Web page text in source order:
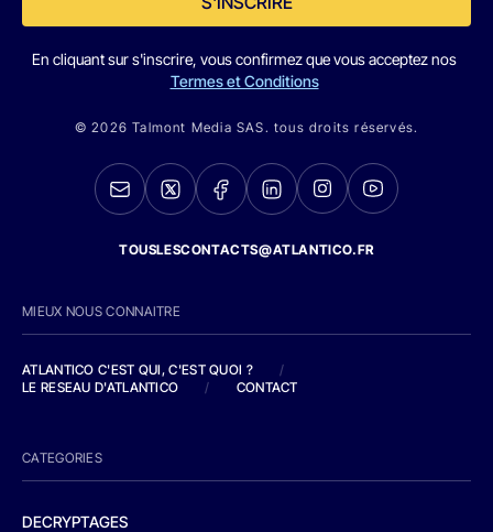
En cliquant sur s'inscrire, vous confirmez que vous acceptez nos
Termes et Conditions
© 2026 Talmont Media SAS. tous droits réservés.
TOUSLESCONTACTS@ATLANTICO.FR
MIEUX NOUS CONNAITRE
ATLANTICO C'EST QUI, C'EST QUOI ?
/
LE RESEAU D'ATLANTICO
/ CONTACT
CATEGORIES
DECRYPTAGES